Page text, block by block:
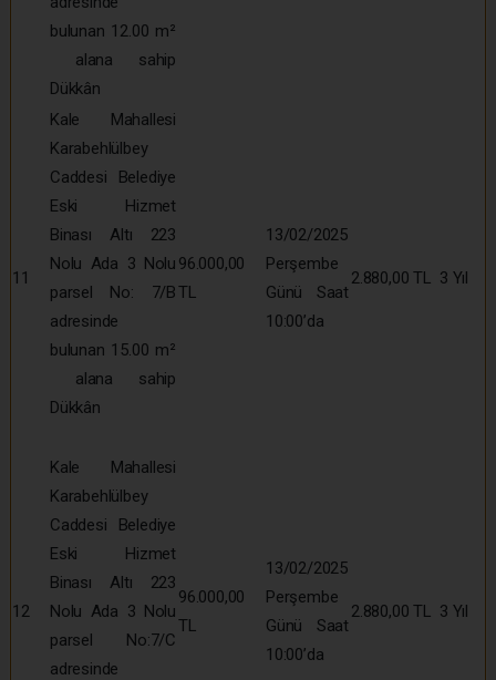
bulunan 12.00 m²
alana sahip
Dükkân
11
Kale Mahallesi
Karabehlülbey
Caddesi Belediye
Eski Hizmet
Binası Altı 223
Nolu Ada 3 Nolu
parsel No: 7/B
adresinde
bulunan 15.00 m²
alana sahip
Dükkân
96.000,00
TL
13/02/2025
Perşembe
Günü Saat
10:00’da
2.880,00 TL 3 Yıl
12
Kale Mahallesi
Karabehlülbey
Caddesi Belediye
Eski Hizmet
Binası Altı 223
Nolu Ada 3 Nolu
parsel No:7/C
adresinde
96.000,00
TL
13/02/2025
Perşembe
Günü Saat
10:00’da
2.880,00 TL 3 Yıl